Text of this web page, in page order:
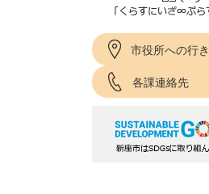
市役所への行
各課連絡先